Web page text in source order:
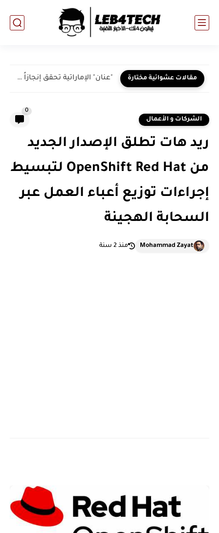
مقالات عشوائية مختارة "عنان" الإماراتية تحقق إنجازاً جديداً مع نجاح تجربة اختبار الطيران...
الشركات و الأعمال
0
ريد هات تطلق الإصدار الجديد
من OpenShift Red Hat لتبسيط
إجراءات توزيع أعباء العمل عبر
السحابة الهجينة
Mohammad Zayat منذ 2 سنة